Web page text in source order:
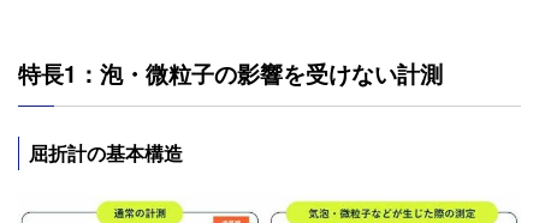
特長1：泡・微粒子の影響を受けない計測
屈折計の基本構造